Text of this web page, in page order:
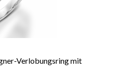
Verlobungsring mit